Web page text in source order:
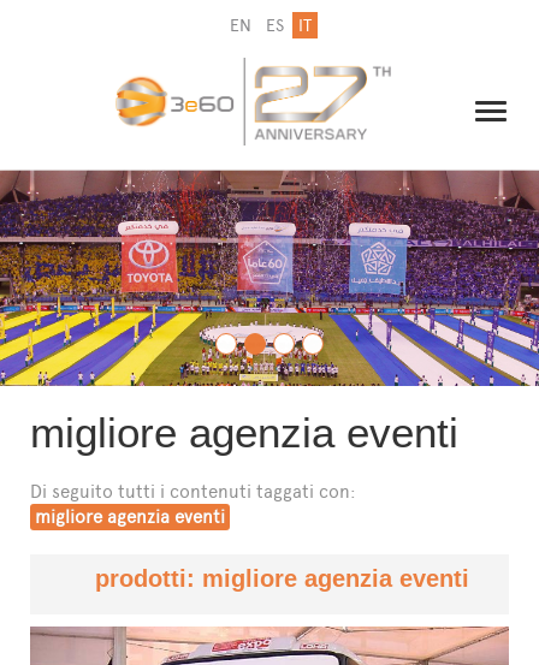
EN ES IT
IL GRUPPO
NEWSLETTER
CONTATTI
migliore agenzia eventi
Di seguito tutti i contenuti taggati con:
migliore agenzia eventi
prodotti: migliore agenzia eventi